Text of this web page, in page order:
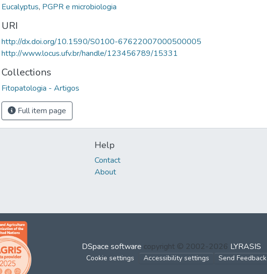
Eucalyptus, PGPR e microbiologia
URI
http://dx.doi.org/10.1590/S0100-67622007000500005
http://www.locus.ufv.br/handle/123456789/15331
Collections
Fitopatologia - Artigos
Full item page
Help
Contact
About
DSpace software copyright © 2002-2026 LYRASIS
Cookie settings Accessibility settings Send Feedback